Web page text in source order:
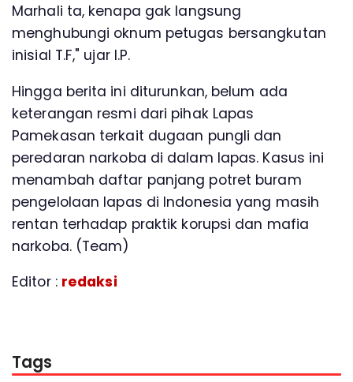
Marhali ta, kenapa gak langsung
menghubungi oknum petugas bersangkutan
inisial T.F," ujar I.P.
Hingga berita ini diturunkan, belum ada
keterangan resmi dari pihak Lapas
Pamekasan terkait dugaan pungli dan
peredaran narkoba di dalam lapas. Kasus ini
menambah daftar panjang potret buram
pengelolaan lapas di Indonesia yang masih
rentan terhadap praktik korupsi dan mafia
narkoba. (Team)
Editor : redaksi
Tags